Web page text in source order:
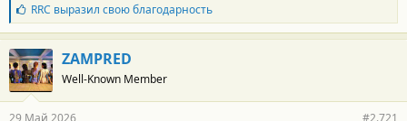
Б
л
а
г
о
д
а
RRC выразил свою благодарность
ZAMPRED
Well-Known Member
29 Май 2026 #2.721